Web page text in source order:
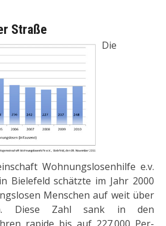
Straße
Die
Wohnungslosenhilfe e.v.
Bielefeld schätzte im Jahr 2000
Menschen auf weit über
Diese Zahl sank in den